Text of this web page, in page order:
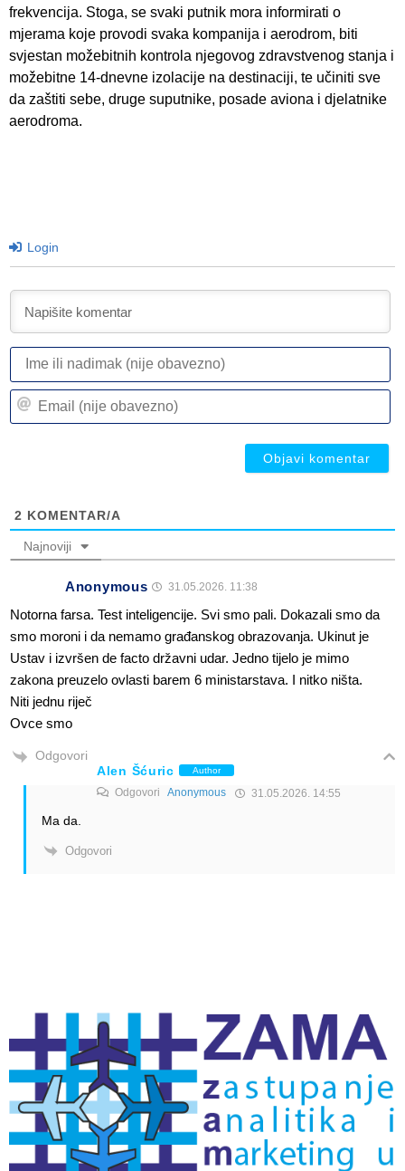
frekvencija. Stoga, se svaki putnik mora informirati o
mjerama koje provodi svaka kompanija i aerodrom, biti
svjestan možebitnih kontrola njegovog zdravstvenog stanja i
možebitne 14-dnevne izolacije na destinaciji, te učiniti sve
da zaštiti sebe, druge suputnike, posade aviona i djelatnike
aerodroma.
Login
2 KOMENTAR/A
Najnoviji
Anonymous 31.05.2026. 11:38
Notorna farsa. Test inteligencije. Svi smo pali. Dokazali smo da
smo moroni i da nemamo građanskog obrazovanja. Ukinut je
Ustav i izvršen de facto državni udar. Jedno tijelo je mimo
zakona preuzelo ovlasti barem 6 ministarstava. I nitko ništa.
Niti jednu riječ
Ovce smo
Odgovori
Alen Šćuric
Author
Odgovori Anonymous 31.05.2026. 14:55
Ma da.
Odgovori